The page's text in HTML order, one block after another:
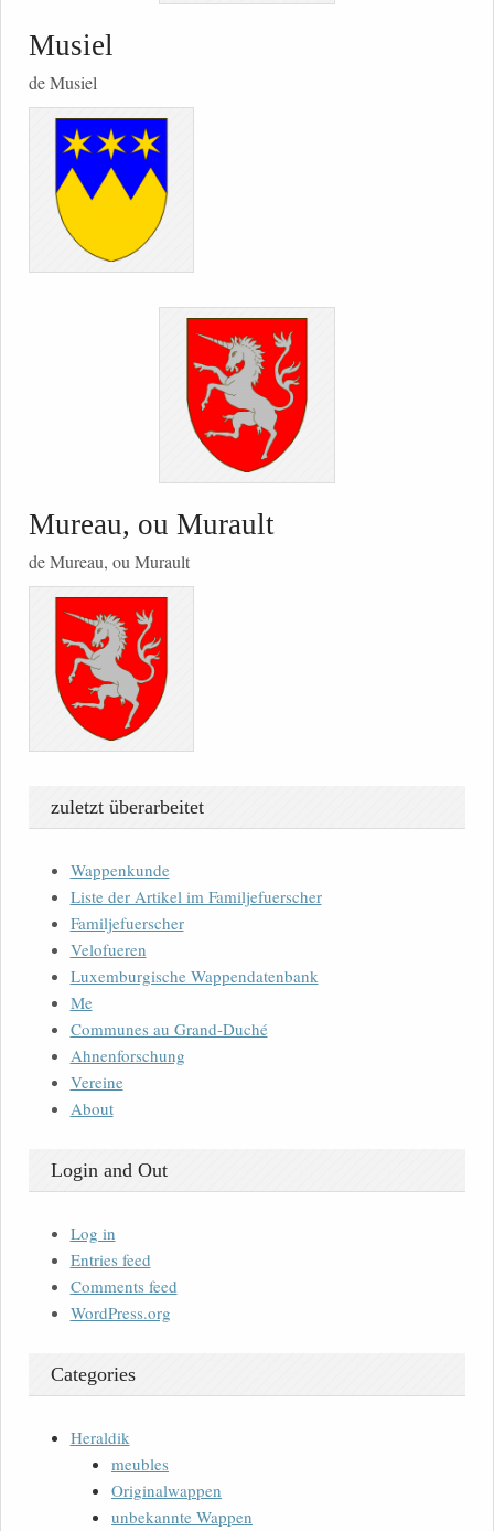
Musiel
de Musiel
Mureau, ou Murault
de Mureau, ou Murault
zuletzt überarbeitet
Wappenkunde
Liste der Artikel im Familjefuerscher
Familjefuerscher
Velofueren
Luxemburgische Wappendatenbank
Me
Communes au Grand-Duché
Ahnenforschung
Vereine
About
Login and Out
Log in
Entries feed
Comments feed
WordPress.org
Categories
Heraldik
meubles
Originalwappen
unbekannte Wappen